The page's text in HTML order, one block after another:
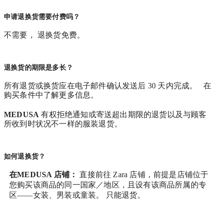
申请退换货需要付费吗？
不需要， 退换货免费。
退换货的期限是多长？
所有退货或换货应在电子邮件确认发送后 30 天内完成。 在
购买条件中了解更多信息。
MEDUSA有权拒绝通知或寄送超出期限的退货以及与顾客
所收到时状况不一样的服装退货。
如何退换货？
在MEDUSA 店铺：直接前往 Zara 店铺，前提是店铺位于
您购买该商品的同一国家／地区，且设有该商品所属的专
区——女装、男装或童装。 只能退货。